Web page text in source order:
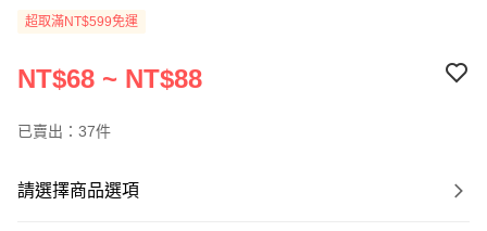
超取滿NT$599免運
NT$68 ~ NT$88
已賣出：37件
請選擇商品選項